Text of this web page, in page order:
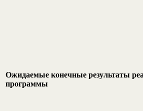
Ожидаемые конечные результаты
программы